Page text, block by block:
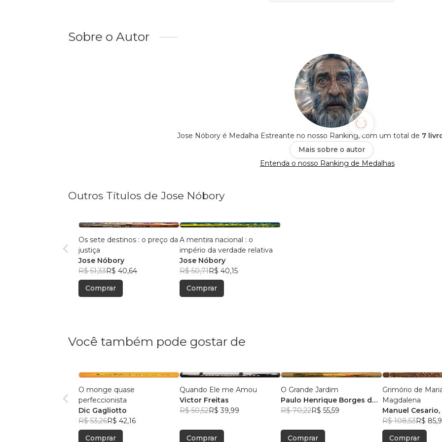
Sobre o Autor
Jose Nóbory é Medalha Estreante no nosso Ranking, com um total de 7
Mais sobre o autor
Entenda o nosso Ranking de Medalhas
Outros Títulos de Jose Nóbory
Os sete destinos : o preço da
justiça
Jose Nóbory
R$ 51,33R$ 40,64
Comprar
A mentira nacional : o
império da verdade relativa
Jose Nóbory
R$ 50,71R$ 40,15
Comprar
Você também pode gostar de
O monge quase
perfeccionista
Dic Gagliotto
R$ 53,26R$ 42,16
Comprar
Quando Ele me Amou
Victor Freitas
R$ 50,52R$ 39,99
Comprar
O Grande Jardim
Paulo Henrique Borges dos
Santos
R$ 70,22R$ 55,59
Comprar
Grimório de
Magdalena
Manuel Cesario,
R$ 108,53R$
Comprar